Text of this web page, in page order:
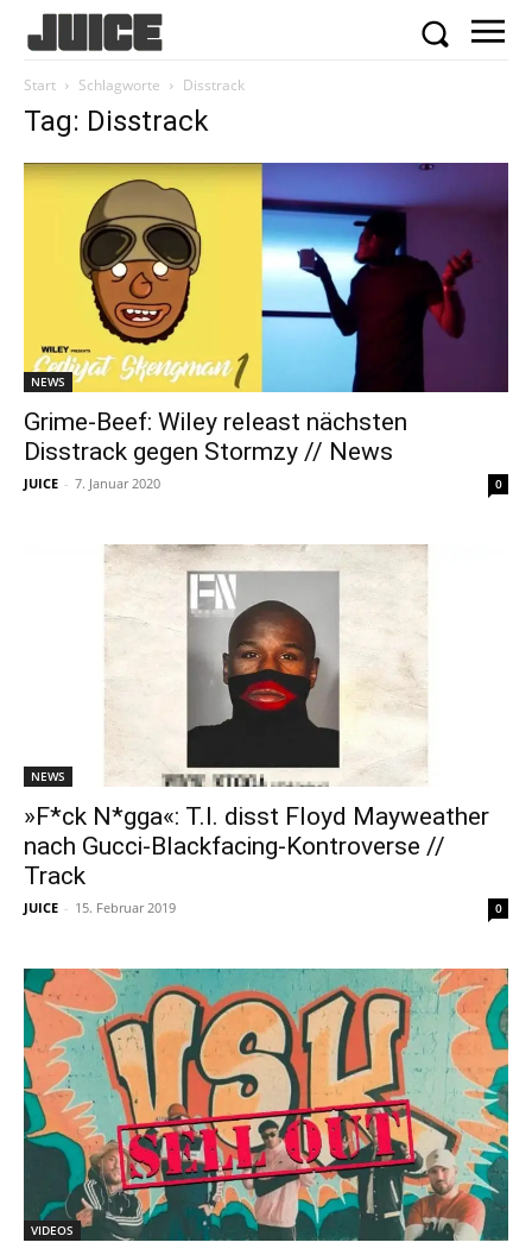
Start Schlagworte Disstrack
Tag: Disstrack
NEWS
Grime-Beef: Wiley releast nächsten
Disstrack gegen Stormzy // News
JUICE - 7. Januar 2020 0
NEWS
»F*ck N*gga«: T.I. disst Floyd Mayweather
nach Gucci-Blackfacing-Kontroverse //
Track
JUICE - 15. Februar 2019 0
VIDEOS